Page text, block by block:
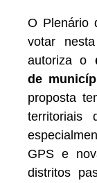
O Plenário
votar
autoriza o
de
proposta
territoriais
GPS e
distritos